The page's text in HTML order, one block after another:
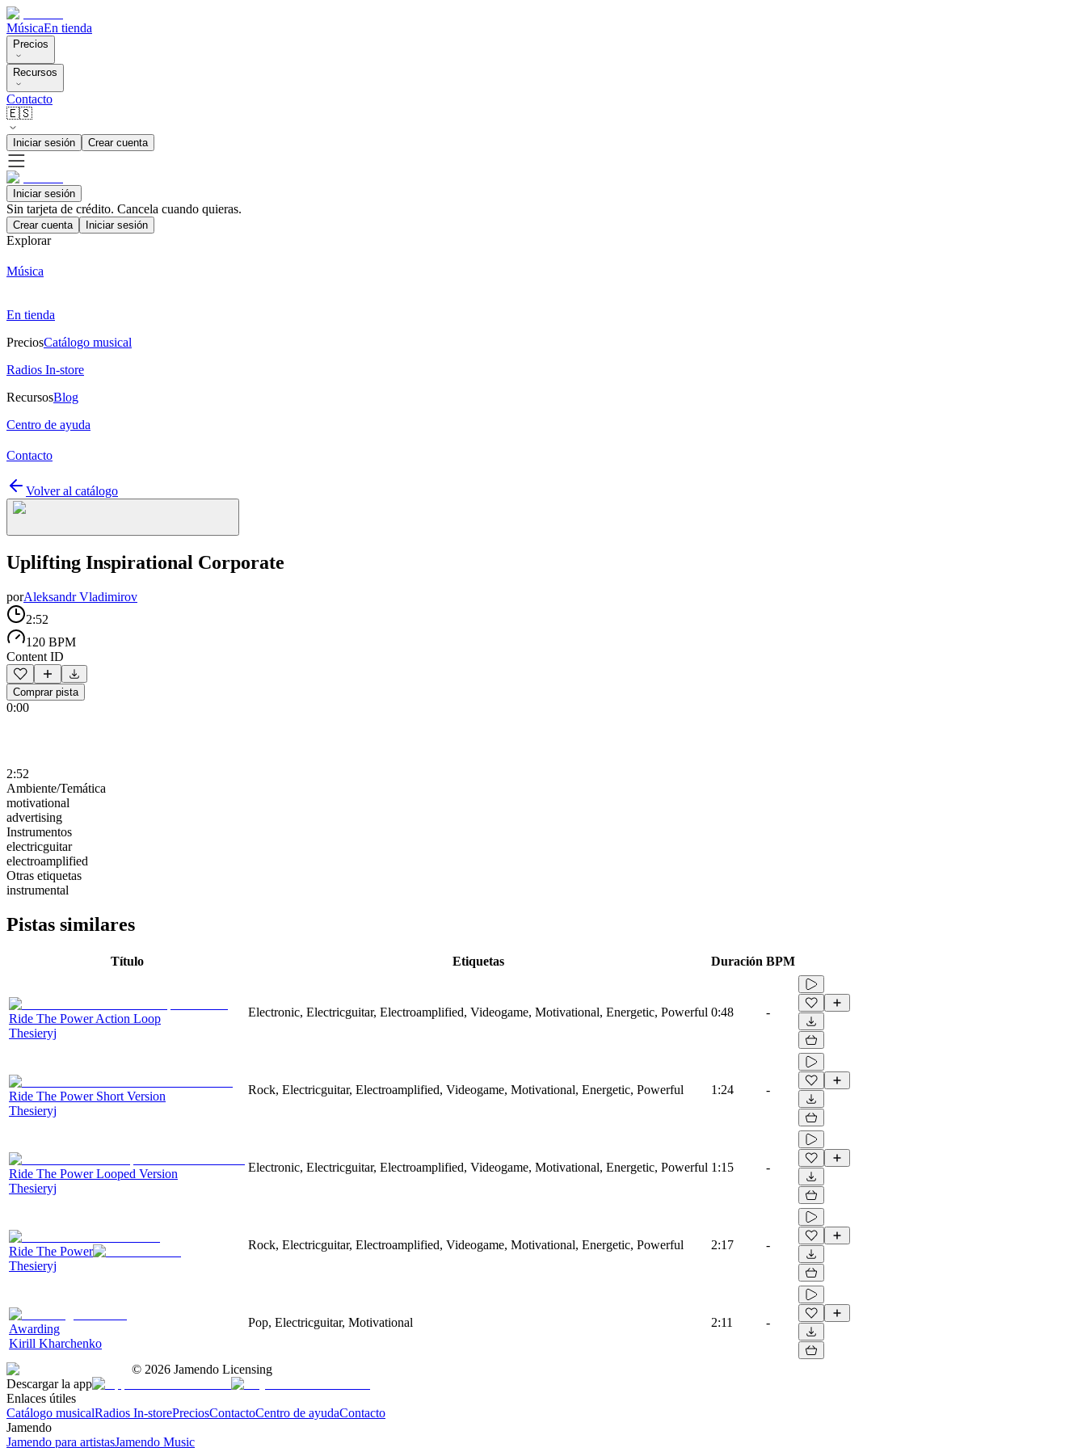
MúsicaEn tienda
Precios
Recursos
Contacto
🇪🇸
Iniciar sesión Crear cuenta
Iniciar sesión
Sin tarjeta de crédito. Cancela cuando quieras.
Crear cuenta Iniciar sesión
Explorar
Música
En tienda
PreciosCatálogo musical
Radios In-store
RecursosBlog
Centro de ayuda
Contacto
Volver al catálogo
Uplifting Inspirational Corporate
porAleksandr Vladimirov
2:52
120 BPM
Content ID
Comprar pista
0:00
2:52
Ambiente/Temática
motivational
advertising
Instrumentos
electricguitar
electroamplified
Otras etiquetas
instrumental
Pistas similares
Título Etiquetas Duración BPM
Ride The Power Action Loop
Thesieryj
Electronic, Electricguitar, Electroamplified, Videogame, Motivational, Energetic, Powerful 0:48 -
Ride The Power Short Version
Thesieryj
Rock, Electricguitar, Electroamplified, Videogame, Motivational, Energetic, Powerful 1:24 -
Ride The Power Looped Version
Thesieryj
Electronic, Electricguitar, Electroamplified, Videogame, Motivational, Energetic, Powerful 1:15 -
Ride The Power
Thesieryj
Rock, Electricguitar, Electroamplified, Videogame, Motivational, Energetic, Powerful 2:17 -
Awarding
Kirill Kharchenko
Pop, Electricguitar, Motivational 2:11 -
© 2026 Jamendo Licensing
Descargar la app
Enlaces útiles
Catálogo musicalRadios In-storePreciosContactoCentro de ayudaContacto
Jamendo
Jamendo para artistasJamendo Music